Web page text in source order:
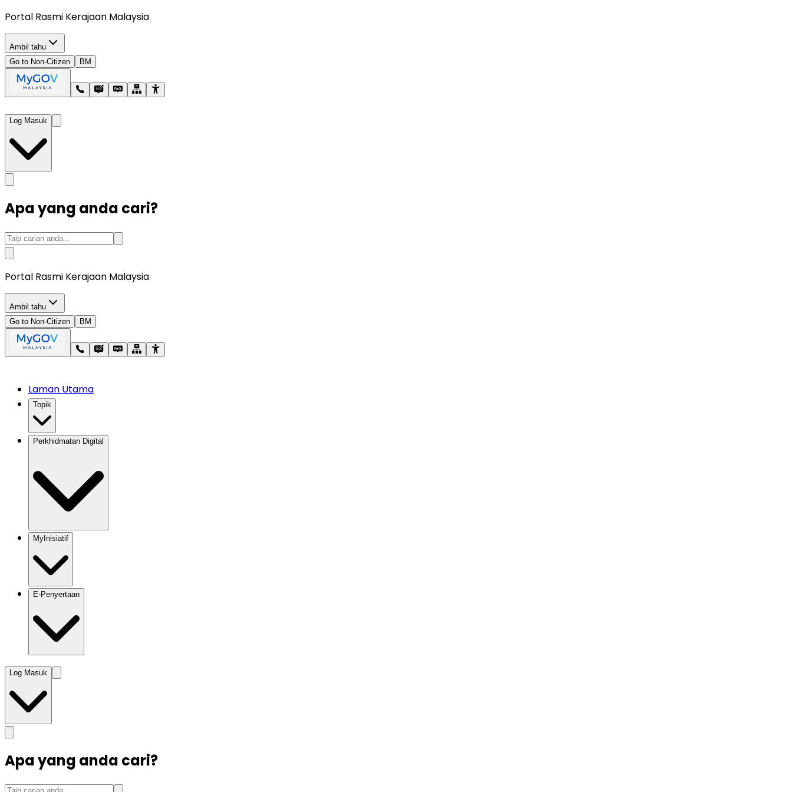
Portal Rasmi Kerajaan Malaysia
Ambil tahu
Go to Non-Citizen
BM
Log Masuk
Apa yang anda cari?
Portal Rasmi Kerajaan Malaysia
Ambil tahu
Go to Non-Citizen
BM
Laman Utama
Topik
Perkhidmatan Digital
MyInisiatif
E-Penyertaan
Log Masuk
Apa yang anda cari?